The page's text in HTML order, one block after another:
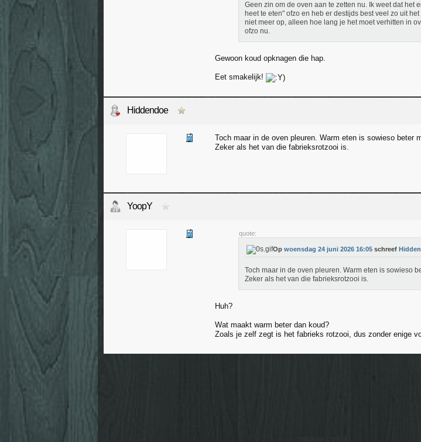
Geen zin om de oven aan te zetten nu. Ik weet dat
heet te eten" ofzo en heb er destijds best veel zo uit
niet meer op, alleen hoe lang je het moet verhitten in
ofzo nu.
Gewoon koud opknagen die hap.
Eet smakelijk!
Hiddendoe
Toch maar in de oven pleuren. Warm eten is sowieso beter
Zeker als het van die fabrieksrotzooi is.
YoopY
quote:
Op woensdag 24 juni 2026 16:05 schreef
Toch maar in de oven pleuren. Warm eten is sowieso
Zeker als het van die fabrieksrotzooi is.
Huh?
Wat maakt warm beter dan koud?
Zoals je zelf zegt is het fabrieks rotzooi, dus zonder enige